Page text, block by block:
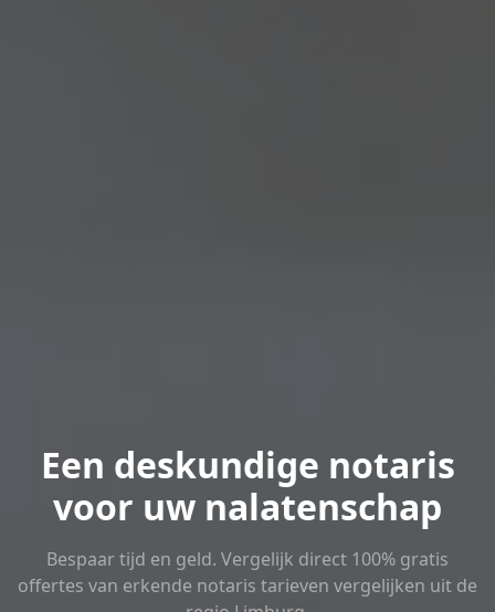
Een deskundige notaris
voor uw nalatenschap
Bespaar tijd en geld. Vergelijk direct 100% gratis
offertes van erkende notaris tarieven vergelijken uit de